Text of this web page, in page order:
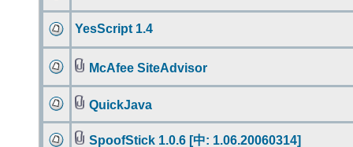
YesScript 1.4
McAfee SiteAdvisor
QuickJava
SpoofStick 1.0.6 [中: 1.06.20060314]